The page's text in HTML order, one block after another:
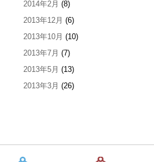
2014年2月 (8)
2013年12月 (6)
2013年10月 (10)
2013年7月 (7)
2013年5月 (13)
2013年3月 (26)